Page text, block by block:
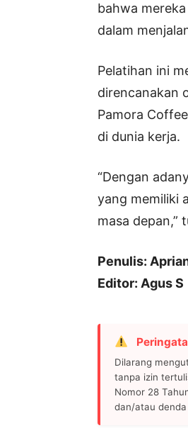
bahwa
dalam
Pelatihan ini
direncanakan
Pamora
di dunia kerja.
“Dengan
yang memiliki
masa depan,”
Penulis:
Editor: Agus S
Dilarang
tanpa izin
Nomor 28
dan/atau